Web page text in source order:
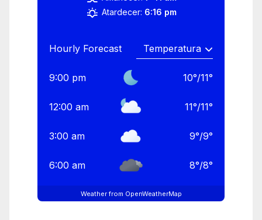
Atardecer: 6:16 pm
Hourly Forecast
9:00 pm 10°/11°
12:00 am 11°/11°
3:00 am 9°/9°
6:00 am 8°/8°
Weather from OpenWeatherMap